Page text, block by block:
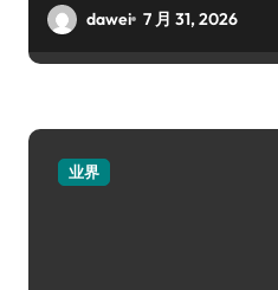
dawei 7 月 31, 2026
业界